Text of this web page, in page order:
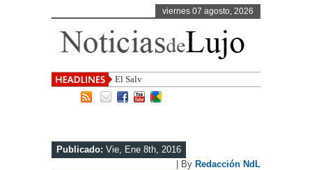
viernes 07 agosto, 2026
El Salvador, uno de los desti
Publicado: Vie, Ene 8th, 2016
| By Redacción NdL